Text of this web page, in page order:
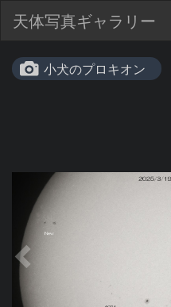
天体写真ギャラリー
小犬のプロキオン